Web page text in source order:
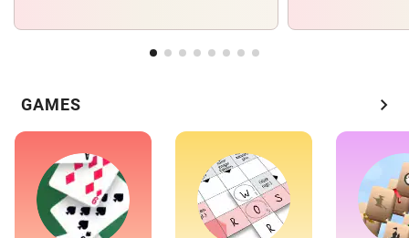
GAMES chevron_right